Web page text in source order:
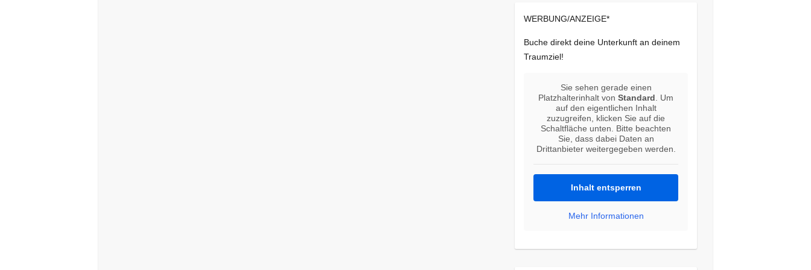
WERBUNG/ANZEIGE*
Buche direkt deine Unterkunft an deinem
Traumziel!
Sie sehen gerade einen
Platzhalterinhalt vonStandard . Um
auf den eigentlichen Inhalt
zuzugreifen, klicken Sie auf die
Schaltfläche unten. Bitte beachten
Sie, dass dabei Daten an
Drittanbieter weitergegeben werden.
Inhalt entsperren
Mehr Informationen